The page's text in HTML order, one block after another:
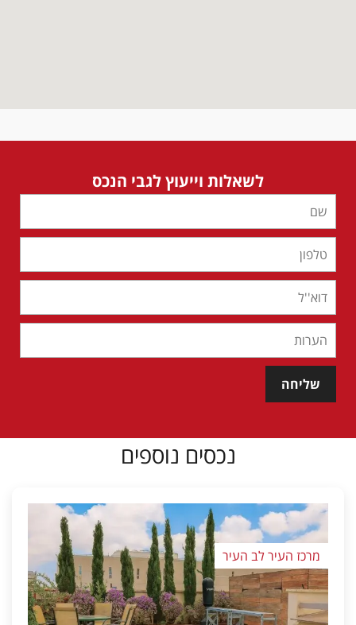
לשאלות וייעוץ לגבי הנכס
שליחה
נכסים נוספים
מרכז העיר לב העיר